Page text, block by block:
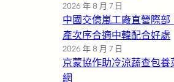
2026 年 8 月 7 日
中國交億嵐工廠直營際部
產次序合適中韓配合好處
2026 年 8 月 7 日
京蒙協作助冷涼蔬查包養
網